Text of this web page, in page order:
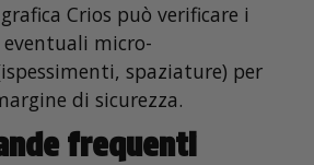
Crios può verificare i
micro-
spaziature) per
di sicurezza.
frequenti